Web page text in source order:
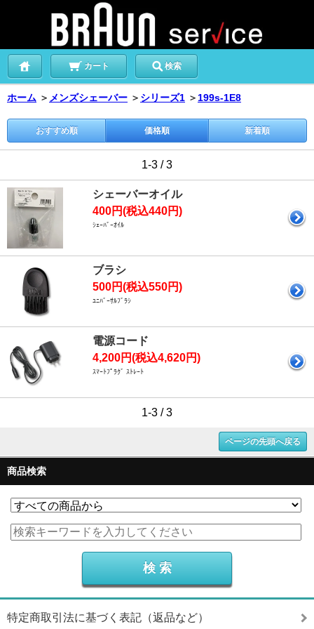
カート 検索
ホーム ＞ メンズシェーバー ＞ シリーズ1 ＞ 199s-1E8
おすすめ順 価格順 新着順
1-3 / 3
シェーバーオイル
400円(税込440円)
ｼｪｰﾊﾞｰｵｲﾙ
ブラシ
500円(税込550円)
ﾕﾆﾊﾞｰｻﾙﾌﾞﾗｼ
電源コード
4,200円(税込4,620円)
ｽﾏｰﾄﾌﾟﾗｸﾞ ｽﾄﾚｰﾄ
1-3 / 3
ページの先頭へ戻る
商品検索
特定商取引法に基づく表記（返品など）